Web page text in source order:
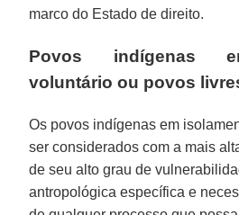
marco do Estado de direito.
Povos indígenas
voluntário ou povos
Os povos indígenas em
ser considerados com a mais
de seu alto grau de
antropológica específica e